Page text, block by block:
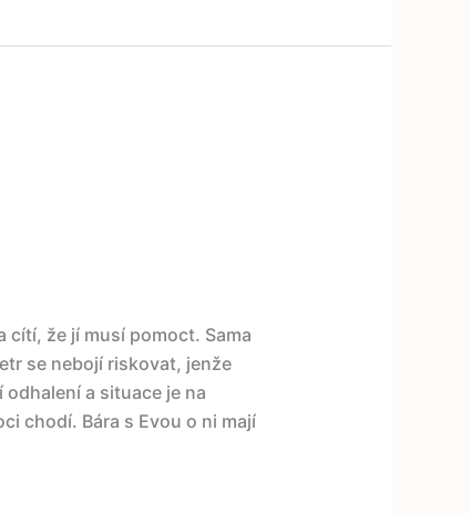
cítí, že jí musí pomoct. Sama
se nebojí riskovat, jenže
a situace je na
chodí. Bára s Evou o ni mají